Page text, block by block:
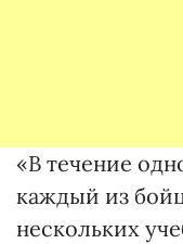
«В течение
каждый из
нескольких